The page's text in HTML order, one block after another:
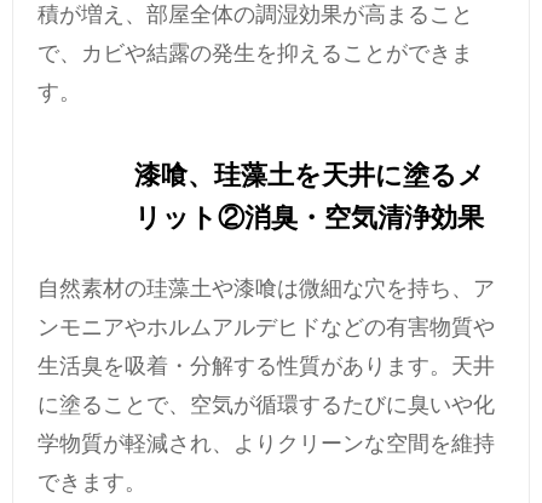
積が増え、部屋全体の調湿効果が高まること
で、カビや結露の発生を抑えることができま
す。
漆喰、珪藻土を天井に塗るメ
リット②消臭・空気清浄効果
自然素材の珪藻土や漆喰は微細な穴を持ち、ア
ンモニアやホルムアルデヒドなどの有害物質や
生活臭を吸着・分解する性質があります。天井
に塗ることで、空気が循環するたびに臭いや化
学物質が軽減され、よりクリーンな空間を維持
できます。